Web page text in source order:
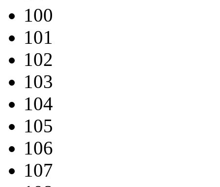
100
101
102
103
104
105
106
107